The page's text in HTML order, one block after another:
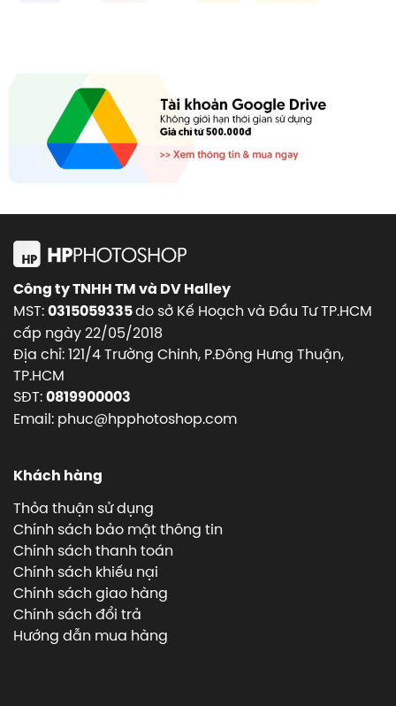
Công ty TNHH TM và DV Halley
MST:0315059335do sở Kế Hoạch và Đầu Tư TP.HCM
cấp ngày 22/05/2018
Địa chỉ: 121/4 Trường Chinh, P.Đông Hưng Thuận,
TP.HCM
SĐT:0819900003
Email: phuc@hpphotoshop.com
Khách hàng
Thỏa thuận sử dụng
Chính sách bảo mật thông tin
Chính sách thanh toán
Chính sách khiếu nại
Chính sách giao hàng
Chính sách đổi trả
Hướng dẫn mua hàng